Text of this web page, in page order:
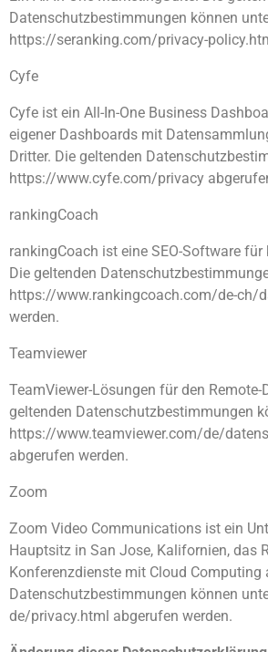
Datenschutzbestimmungen können
https://seranking.com/privacy-
Cyfe
Cyfe ist ein All-In-One Business
eigener Dashboards mit
Dritter. Die geltenden
https://www.cyfe.com/privacy
rankingCoach
rankingCoach ist eine SEO-Software für
Die geltenden
https://www.rankingcoach.com/de-ch/
werden.
Teamviewer
TeamViewer-Lösungen für den
geltenden Datenschutzbestimmungen
https://www.teamviewer.com/de/
abgerufen werden.
Zoom
Zoom Video Communications ist ein
Hauptsitz in San Jose, Kalifornien, das
Konferenzdienste mit Cloud Computing
Datenschutzbestimmungen können
de/privacy.html abgerufen werden.